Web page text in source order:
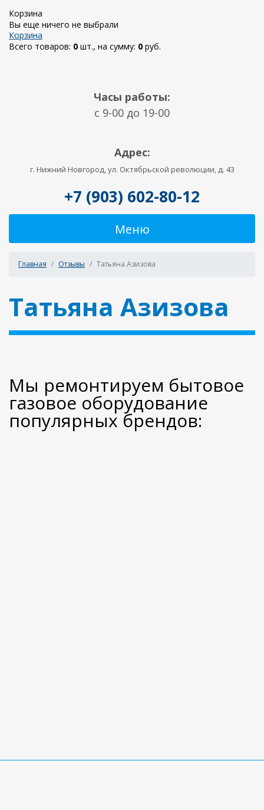
Корзина
Вы еще ничего не выбрали
Корзина
Всего товаров: 0 шт., на сумму: 0 руб.
Часы работы:
c 9-00 до 19-00
Адрес:
г. Нижний Новгород, ул. Октябрьской революции, д. 43
+7 (903) 602-80-12
Меню
Главная Отзывы Татьяна Азизова
Татьяна Азизова
Мы ремонтируем бытовое
газовое оборудование
популярных брендов: